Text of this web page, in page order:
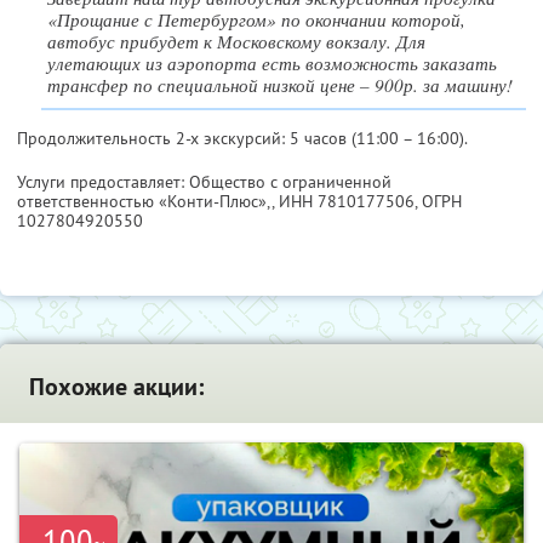
«Прощание с Петербургом» по окончании которой,
автобус прибудет к Московскому вокзалу. Для
улетающих из аэропорта есть возможность заказать
трансфер по специальной низкой цене – 900р. за машину!
Продолжительность 2-х экскурсий: 5 часов (11:00 – 16:00).
Услуги предоставляет: Общество с ограниченной
ответственностью «Конти-Плюс»,, ИНН 7810177506, ОГРН
1027804920550
Похожие акции: